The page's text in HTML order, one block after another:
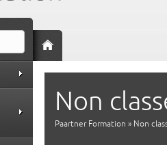
Non
Paartner Formation » Non